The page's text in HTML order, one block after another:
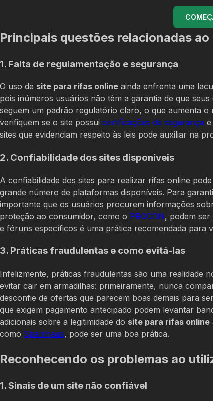
Principais questões relacionadas
1. Falta de regulamentação e segurança
O uso de site para rifas online ainda enfrenta uma
pois inúmeros usuários não têm a garantia de que
seguem um padrão regulatório claro, o que aumenta
verifiquem se o site possui certificações de segurança
sites que evidenciam respeito às leis pode auxiliar na
2. Confiabilidade dos sites disponíveis
A confiabilidade dos sites para realizar rifas online
grande número de plataformas disponíveis. Para
importante que os usuários procurem informações
proteção ao consumidor, como o PROCON, podem ser
e fóruns específicos é uma prática recomendada para
3. Práticas fraudulentas e como evitá-las
Infelizmente, práticas fraudulentas são uma realidade
evitar cair em armadilhas: primeiramente, nunca
desconfie de ofertas que parecem boas demais para
que exigem pagamento antecipado podem levantar
adicionais sobre a legitimidade do site para rifas online
como Spamhaus, pode ser uma boa prática.
Reconhecendo os problemas ao
1. Sinais de um site não confiável